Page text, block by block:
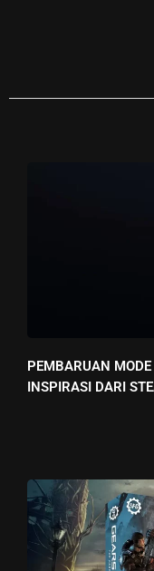
PEMBARUAN
INSPIRASI DARI